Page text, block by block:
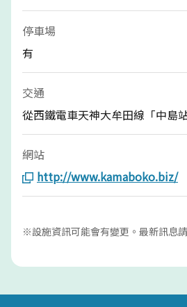
停車場
有
交通
從西鐵電車天神大牟田線「中島
網站
http://www.kamaboko.biz/
※設施資訊可能會有變更。最新訊息